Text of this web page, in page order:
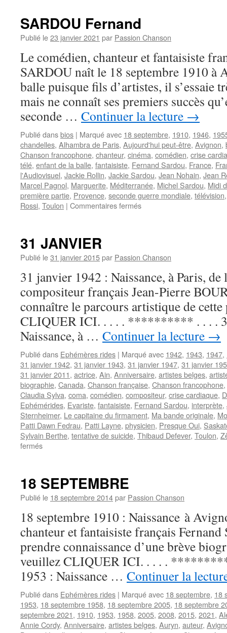
SARDOU Fernand
Publié le23 janvier 2021 par Passion Chanson
Le comédien, chanteur et fantaisiste
SARDOU naît le 18 septembre 1910 à
balle puisque fils d’artistes, il s’essaie
mais ne connaît ses premiers succès
seconde … Continuer la lecture →
Publié dansbios | Marqué avec 18 septembre, 1910, 1946,
chandelles, Alhambra de Paris, Aujourd'hui peut-être, Avignon,
Chanson francophone, chanteur, cinéma, comédien, crise
télé, enfant de la balle, fantaisiste, Fernand Sardou, France,
l'Audiovisuel, Jackie Rollin, Jackie Sardou, Jean Nohain, Jean
Marcel Pagnol, Marguerite, Méditerranée, Michel Sardou, Midi
première partie, Provence, seconde guerre mondiale, télévision
Rossi, Toulon | Commentaires ferméssur
31 JANVIER
Publié le31 janvier 2015par Passion Chanson
31 janvier 1942 : Naissance, à Paris, de
compositeur français Jean-Pierre
connaître le parcours artistique de
CLIQUER ICI. . . . . ********** . . . .
Naissance, à … Continuer la lecture →
Publié dans Ephémères rides | Marqué avec 1942, 1943, 1947,
31 janvier 1942, 31 janvier 1943, 31 janvier 1947, 31 janvier
31 janvier 2011, actrice, Ain, Anniversaire, artistes belges,
biographie, Canada, Chanson française, Chanson francophone,
Claudia Sylva, coma, comédien, compositeur, crise cardiaque,
Ephémérides, Evariste, fantaisiste, Fernand Sardou, interprète,
Sternheimer, Le capitaine du firmament, Ma bande originale,
Patti Dawn Fedrau, Patti Layne, physicien, Presque Oui,
Sylvain Berthe, tentative de suicide, Thibaud Defever, Toulon,
ferméssur
18 SEPTEMBRE
Publié le 18 septembre 2014par Passion Chanson
18 septembre 1910 : Naissance à
chanteur et fantaisiste français
prendre connaissance d’une brève
veuillez CLIQUER ICI. . . . .
1953 : Naissance … Continuer la
Publié dans Ephémères rides | Marqué avec 18 septembre, 18
1953, 18 septembre 1958, 18 septembre 2005, 18 septembre
septembre 2021, 1910, 1953, 1958, 2005, 2008, 2015, 2021,
Annie Cordy, Anniversaire, artistes belges, Auryn, auteur,